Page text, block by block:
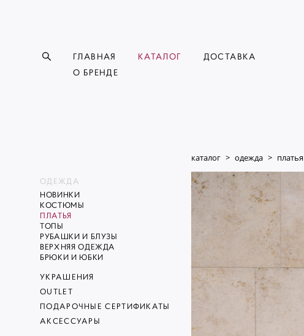
ГЛАВНАЯ КАТАЛОГ
ДОСТАВКА
О БРЕНДЕ
ОДЕЖДА
НОВИНКИ
КОСТЮМЫ
ПЛАТЬЯ
ТОПЫ
РУБАШКИ И БЛУЗЫ
ВЕРХНЯЯ ОДЕЖДА
БРЮКИ И ЮБКИ
УКРАШЕНИЯ
OUTLET
ПОДАРОЧНЫЕ СЕРТИФИКАТЫ
АКСЕССУАРЫ
каталог > одежда > платья